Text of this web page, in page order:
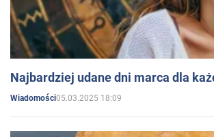
Najbardziej udane dni marca dla
Wiadomości05.03.2025 18:09